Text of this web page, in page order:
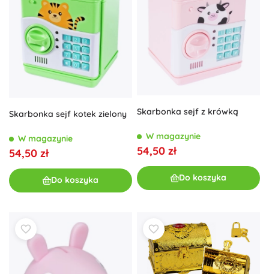
Skarbonka sejf kotek zielony
W magazynie
54,50 zł
Do koszyka
Skarbonka sejf z krówką
W magazynie
54,50 zł
Do koszyka